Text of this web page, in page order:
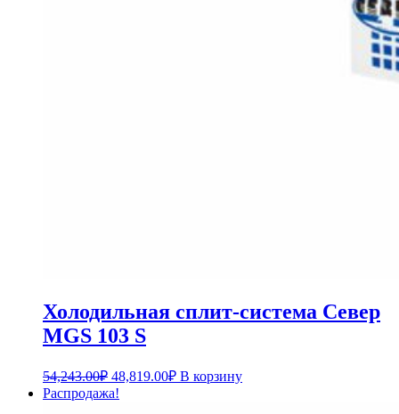
Холодильная сплит-система Север
MGS 103 S
54,243.00₽ 48,819.00₽ В корзину
Распродажа!